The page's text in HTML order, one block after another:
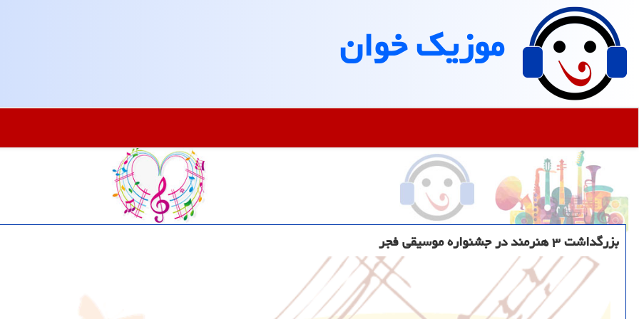
موزیك خوان
بزرگداشت ۳ هنرمند در جشنواره موسیقی فجر